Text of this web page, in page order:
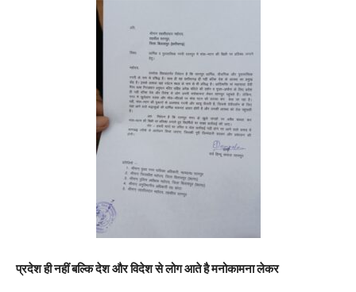
प्रदेश ही नहीं बल्कि देश और विदेश से लोग आते है मनोकामना लेकर